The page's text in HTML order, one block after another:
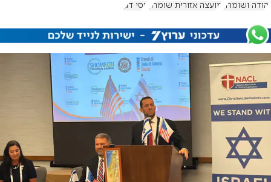
יהודה ושומרון מועצה אזורית שומרון יוסי דגן